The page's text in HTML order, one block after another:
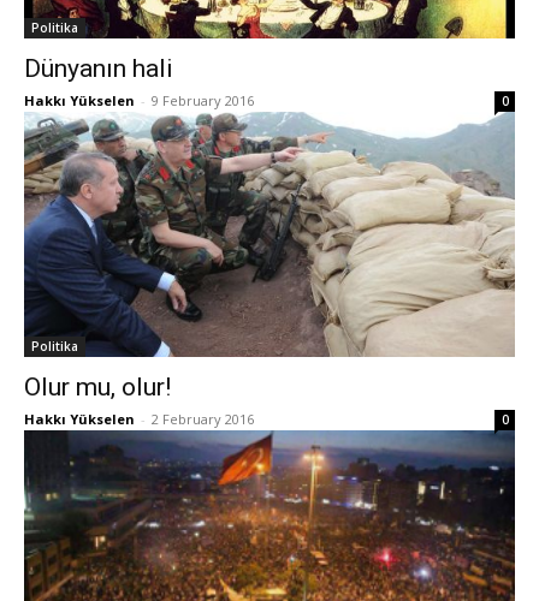
Politika
Dünyanın hali
Hakkı Yükselen - 9 February 2016 0
Politika
Olur mu, olur!
Hakkı Yükselen - 2 February 2016 0